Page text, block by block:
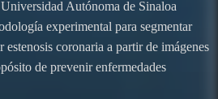
Autónoma de Sinaloa
experimental para segmentar
estenosis coronaria a partir de imágenes
de prevenir enfermedades